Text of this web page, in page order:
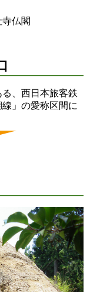
仏閣
る、西日本旅客鉄
」の愛称区間に